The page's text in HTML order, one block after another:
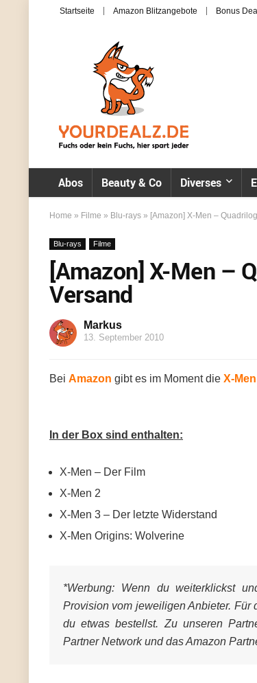
Startseite Amazon Blitzangebote Bonus
Abos Beauty & Co Diverses
Home » Filme » Blu-rays » [Amazon] X-Men –
Blu-rays Filme
[Amazon] X-Men –
Versand
Markus
13. September 2010
Bei Amazon gibt es im Moment die X-
In der Box sind enthalten:
X-Men – Der Film
X-Men 2
X-Men 3 – Der letzte Widerstand
X-Men Origins: Wolverine
*Werbung: Wenn du weiterklickst
Provision vom jeweiligen Anbieter.
du etwas bestellst. Zu unseren
Partner Network und das Amazon